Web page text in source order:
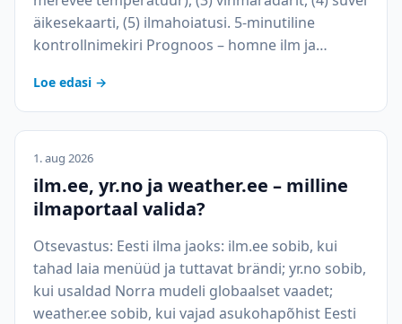
äikesekaarti, (5) ilmahoiatusi. 5-minutiline
kontrollnimekiri Prognoos – homne ilm ja…
Loe edasi →
1. aug 2026
ilm.ee, yr.no ja weather.ee – milline
ilmaportaal valida?
Otsevastus: Eesti ilma jaoks: ilm.ee sobib, kui
tahad laia menüüd ja tuttavat brändi; yr.no sobib,
kui usaldad Norra mudeli globaalset vaadet;
weather.ee sobib, kui vajad asukohapõhist Eesti